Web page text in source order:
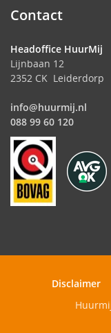
Contact
Headoffice HuurMij
Lijnbaan 12
2352 CK Leiderdorp
info@huurmij.nl
088 99 60 120
Disclaimer